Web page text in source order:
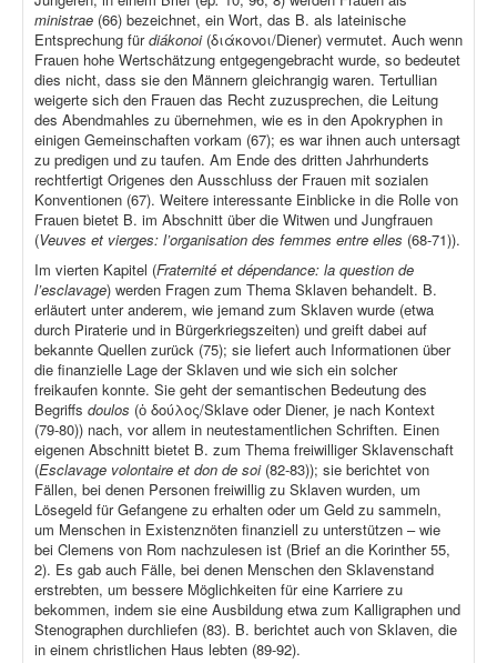
ministrae (66) bezeichnet, ein Wort, das B. als lateinische
Entsprechung fürdiákonoi (διάκονοι/Diener) vermutet. Auch wenn
Frauen hohe Wertschätzung entgegengebracht wurde, so bedeutet
dies nicht, dass sie den Männern gleichrangig waren. Tertullian
weigerte sich den Frauen das Recht zuzusprechen, die Leitung
des Abendmahles zu übernehmen, wie es in den Apokryphen in
einigen Gemeinschaften vorkam (67); es war ihnen auch untersagt
zu predigen und zu taufen. Am Ende des dritten Jahrhunderts
rechtfertigt Origenes den Ausschluss der Frauen mit sozialen
Konventionen (67). Weitere interessante Einblicke in die Rolle von
Frauen bietet B. im Abschnitt über die Witwen und Jungfrauen
(Veuves et vierges: l’organisation des femmes entre elles (68-71)).
Im vierten Kapitel (Fraternité et dépendance: la question de
l’esclavage) werden Fragen zum Thema Sklaven behandelt. B.
erläutert unter anderem, wie jemand zum Sklaven wurde (etwa
durch Piraterie und in Bürgerkriegszeiten) und greift dabei auf
bekannte Quellen zurück (75); sie liefert auch Informationen über
die finanzielle Lage der Sklaven und wie sich ein solcher
freikaufen konnte. Sie geht der semantischen Bedeutung des
Begriffs doulos (ὁ δούλος/Sklave oder Diener, je nach Kontext
(79-80)) nach, vor allem in neutestamentlichen Schriften. Einen
eigenen Abschnitt bietet B. zum Thema freiwilliger Sklavenschaft
(Esclavage volontaire et don de soi(82-83)); sie berichtet von
Fällen, bei denen Personen freiwillig zu Sklaven wurden, um
Lösegeld für Gefangene zu erhalten oder um Geld zu sammeln,
um Menschen in Existenznöten finanziell zu unterstützen – wie
bei Clemens von Rom nachzulesen ist (Brief an die Korinther 55,
2). Es gab auch Fälle, bei denen Menschen den Sklavenstand
erstrebten, um bessere Möglichkeiten für eine Karriere zu
bekommen, indem sie eine Ausbildung etwa zum Kalligraphen und
Stenographen durchliefen (83). B. berichtet auch von Sklaven, die
in einem christlichen Haus lebten (89-92).